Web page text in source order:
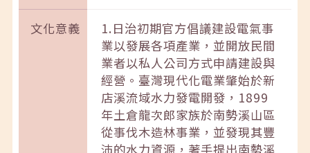
文化意義
1.日治初期官方倡議建設電氣事
業以發展各項產業，並開放民間
業者以私人公司方式申請建設與
經營。臺灣現代化電業肇始於新
店溪流域水力發電開發，1899
年土倉龍次郎家族於南勢溪山區
從事伐木造林事業，並發現其豐
沛的水力資源，著手提出南勢溪